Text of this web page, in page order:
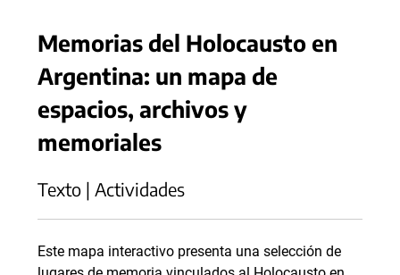
Memorias del Holocausto en
Argentina: un mapa de
espacios, archivos y
memoriales
Texto | Actividades
Este mapa interactivo presenta una selección de